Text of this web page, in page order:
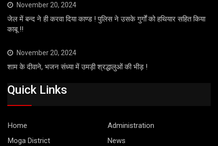
November 20, 2024
जेल में बन्द ने ही करवा दिया काण्ड ! पुलिस ने उसके गुर्गों को हथियार सहित किया
काबू !!
November 20, 2024
शाम के दीवाने, भजन संध्या में उमड़ी श्रद्धालुओं की भीड़ !
Quick Links
Home
Administration
Moga District
News